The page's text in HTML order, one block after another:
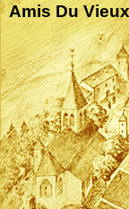
Amis Du